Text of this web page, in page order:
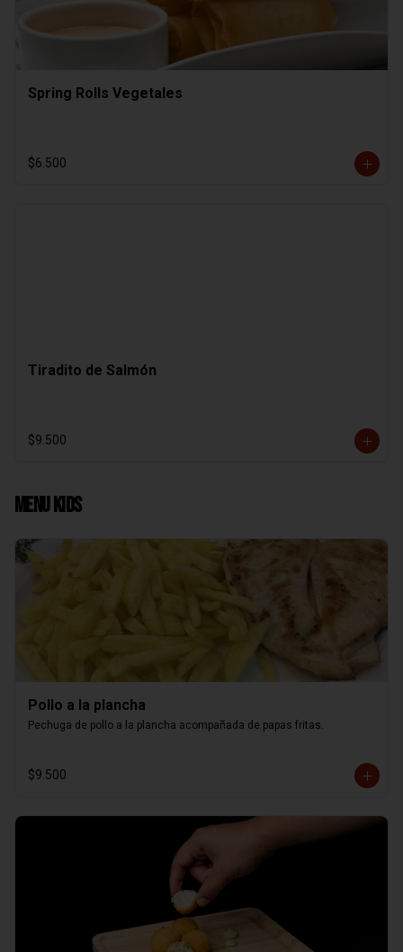
Spring Rolls Vegetales
$6.500
Tiradito de Salmón
$9.500
Menu Kids
Pollo a la plancha
Pechuga de pollo a la plancha acompañada de papas fritas.
$9.500